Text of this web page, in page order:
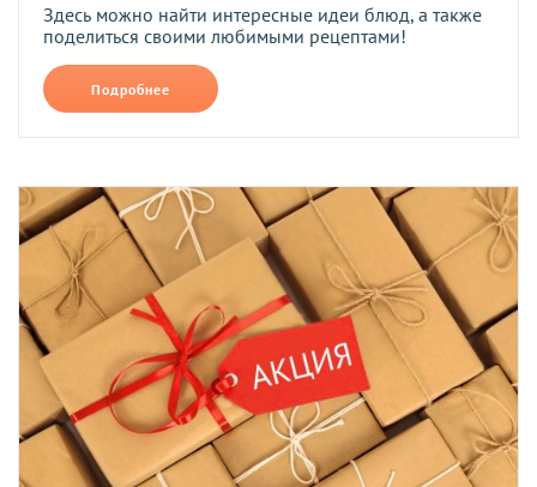
Здесь можно найти интересные идеи блюд, а также
поделиться своими любимыми рецептами!
Подробнее